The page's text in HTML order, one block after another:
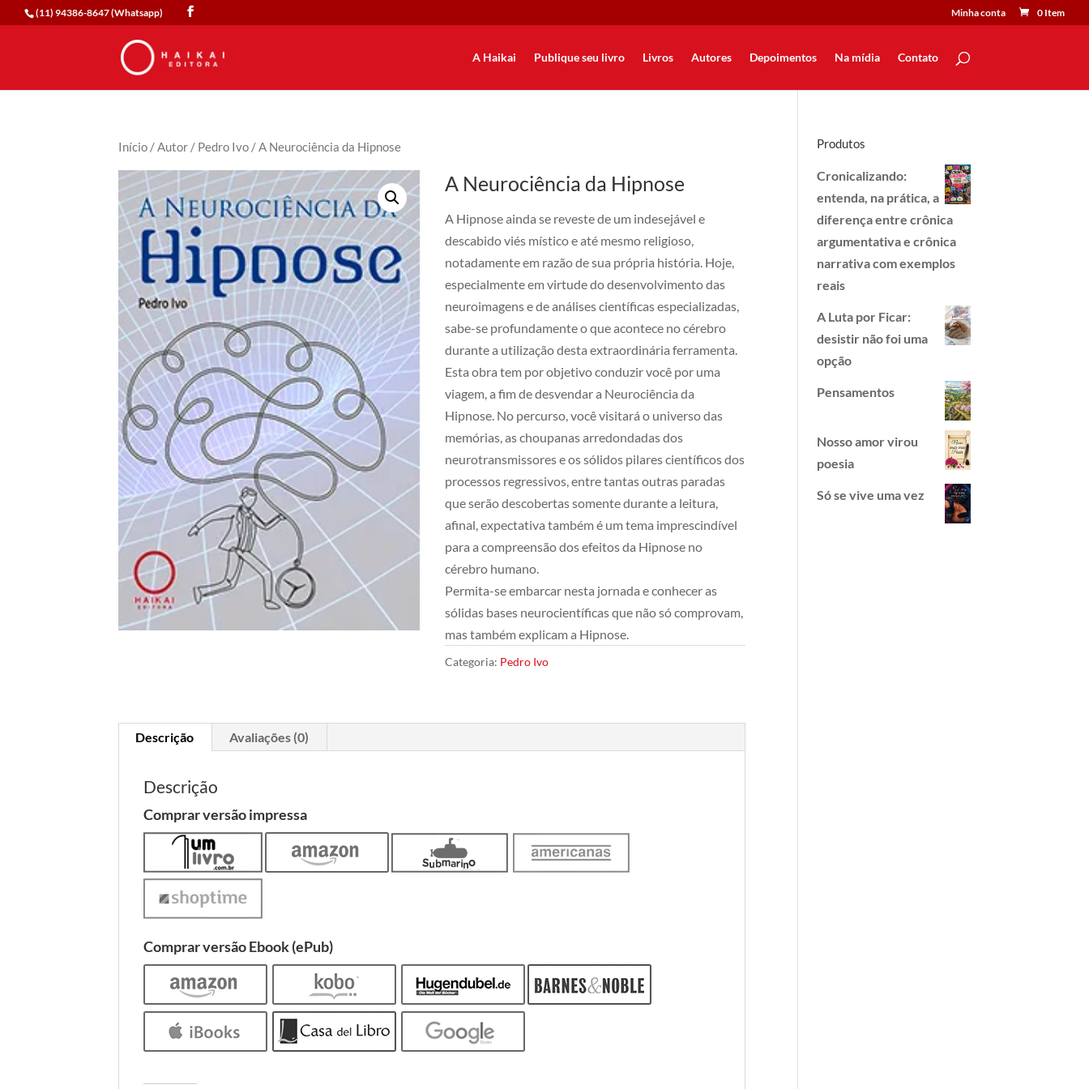
(11) 94386-8647 (Whatsapp) Minha conta 0 Item
A Haikai Publique seu livro Livros Autores Depoimentos Na mídia Contato
Início /Autor / Pedro Ivo / A Neurociência da Hipnose
A Neurociência da Hipnose
A Hipnose ainda se reveste de um indesejável e
descabido viés místico e até mesmo religioso,
notadamente em razão de sua própria história. Hoje,
especialmente em virtude do desenvolvimento das
neuroimagens e de análises científicas especializadas,
sabe-se profundamente o que acontece no cérebro
durante a utilização desta extraordinária ferramenta.
Esta obra tem por objetivo conduzir você por uma
viagem, a fim de desvendar a Neurociência da
Hipnose. No percurso, você visitará o universo das
memórias, as choupanas arredondadas dos
neurotransmissores e os sólidos pilares científicos dos
processos regressivos, entre tantas outras paradas
que serão descobertas somente durante a leitura,
afinal, expectativa também é um tema imprescindível
para a compreensão dos efeitos da Hipnose no
cérebro humano.
Permita-se embarcar nesta jornada e conhecer as
sólidas bases neurocientíficas que não só comprovam,
mas também explicam a Hipnose.
Categoria: Pedro Ivo
Descrição Avaliações (0)
Descrição
Comprar versão impressa
Comprar versão Ebook (ePub)
Produtos
Cronicalizando:
entenda, na prática, a
diferença entre crônica
argumentativa e crônica
narrativa com exemplos
reais
A Luta por Ficar:
desistir não foi uma
opção
Pensamentos
Nosso amor virou
poesia
Só se vive uma vez